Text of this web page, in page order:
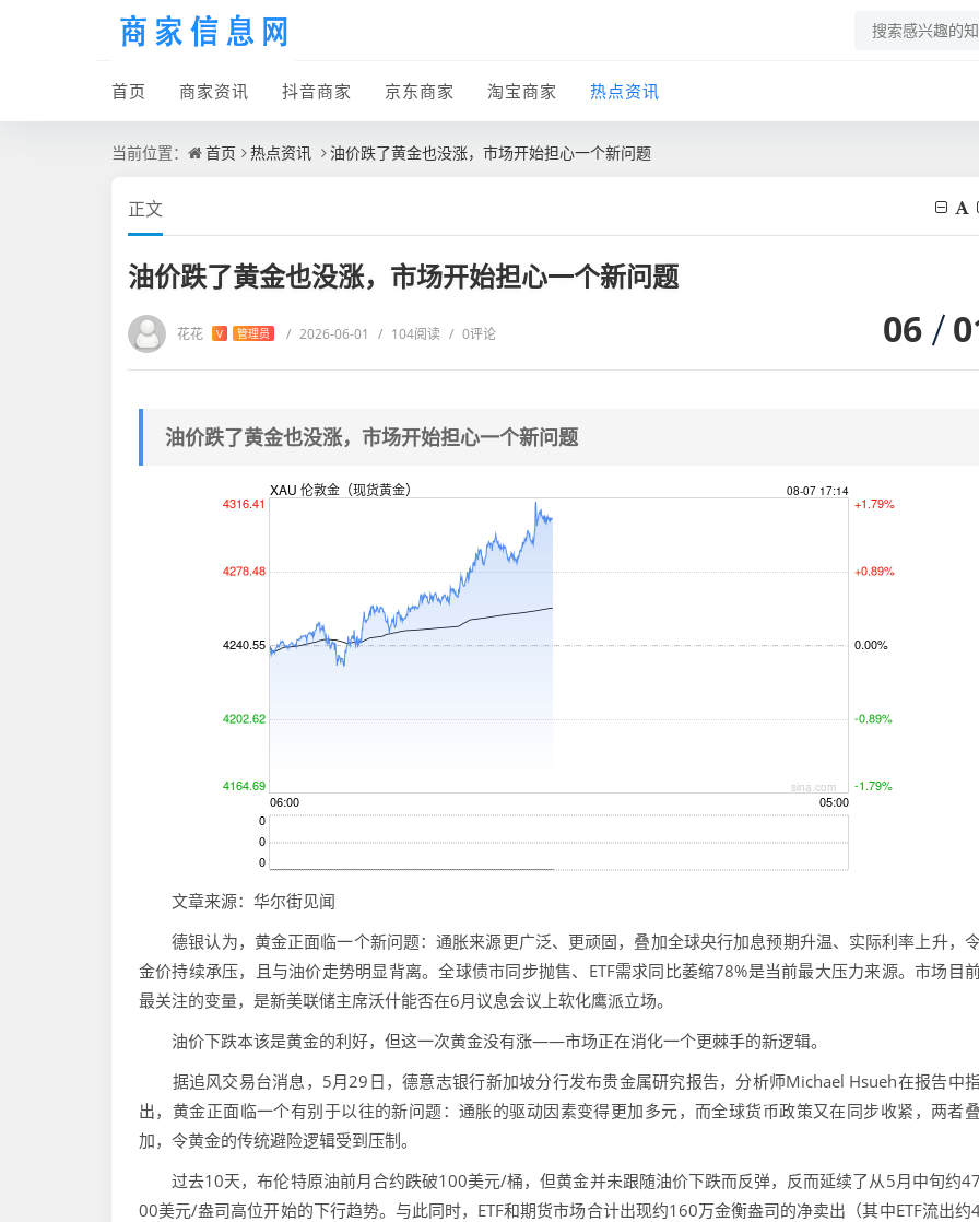
首页 商家资讯 抖音商家 京东商家 淘宝商家 热点资讯
当前位置： 首页 热点资讯 油价跌了黄金也没涨，市场开始担心一个新问题
正文
油价跌了黄金也没涨，市场开始担心一个新问题
花花 V 管理员 / 2026-06-01 / 104阅读 / 0评论 06
油价跌了黄金也没涨，市场开始担心一个新问题
文章来源：华尔街见闻
德银认为，黄金正面临一个新问题：通胀来源更广泛、更顽固，叠加全球央行加息预期升温、实际利率上升，
金价持续承压，且与油价走势明显背离。全球债市同步抛售、ETF需求同比萎缩78%是当前最大压力来源。市场目
最关注的变量，是新美联储主席沃什能否在6月议息会议上软化鹰派立场。
油价下跌本该是黄金的利好，但这一次黄金没有涨——市场正在消化一个更棘手的新逻辑。
据追风交易台消息，5月29日，德意志银行新加坡分行发布贵金属研究报告，分析师Michael Hsueh在报告中
出，黄金正面临一个有别于以往的新问题：通胀的驱动因素变得更加多元，而全球货币政策又在同步收紧，两者叠
加，令黄金的传统避险逻辑受到压制。
过去10天，布伦特原油前月合约跌破100美元/桶，但黄金并未跟随油价下跌而反弹，反而延续了从5月中旬约47
00美元/盎司高位开始的下行趋势。与此同时，ETF和期货市场合计出现约160万金衡盎司的净卖出（其中ETF流出约